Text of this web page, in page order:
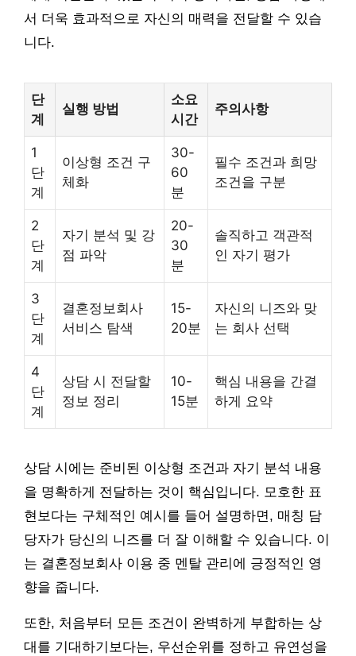
서 더욱 효과적으로 자신의 매력을 전달할 수 있습
니다.
단
계
실행 방법
소요
시간
주의사항
1
단
계
이상형 조건 구
체화
30-
60
분
필수 조건과 희망
조건을 구분
2
단
계
자기 분석 및 강
점 파악
20-
30
분
솔직하고 객관적
인 자기 평가
3
단
계
결혼정보회사
서비스 탐색
15-
20분
자신의 니즈와 맞
는 회사 선택
4
단
계
상담 시 전달할
정보 정리
10-
15분
핵심 내용을 간결
하게 요약
상담 시에는 준비된 이상형 조건과 자기 분석 내용
을 명확하게 전달하는 것이 핵심입니다. 모호한 표
현보다는 구체적인 예시를 들어 설명하면, 매칭 담
당자가 당신의 니즈를 더 잘 이해할 수 있습니다. 이
는 결혼정보회사 이용 중 멘탈 관리에 긍정적인 영
향을 줍니다.
또한, 처음부터 모든 조건이 완벽하게 부합하는 상
대를 기대하기보다는, 우선순위를 정하고 유연성을